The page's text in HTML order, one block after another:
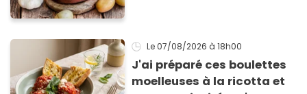
Le 07/08/2026 à 18h00
J'ai préparé ces boulettes
moelleuses à la ricotta et